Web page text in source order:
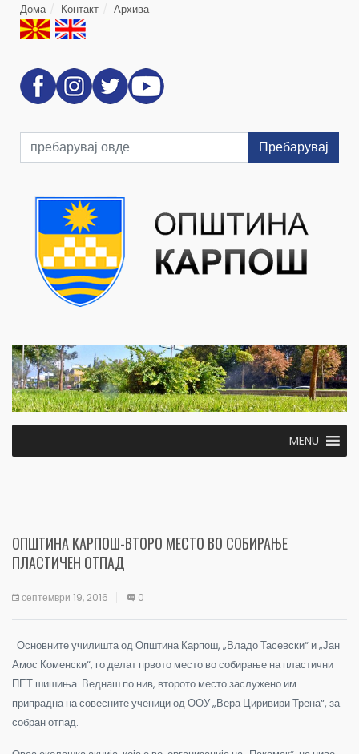
Дома Контакт Архива
Пребарувај
MENU
ОПШТИНА КАРПОШ-ВТОРО МЕСТО ВО СОБИРАЊЕ
ПЛАСТИЧЕН ОТПАД
септември 19, 2016 0
Основните училишта од Општина Карпош, „Владо Тасевски“ и „Јан
Амос Коменски“, го делат првото место во собирање на пластични
ПЕТ шишиња. Веднаш по нив, второто место заслужено им
припрадна на совесните ученици од ООУ „Вера Циривири Трена“, за
собран отпад.